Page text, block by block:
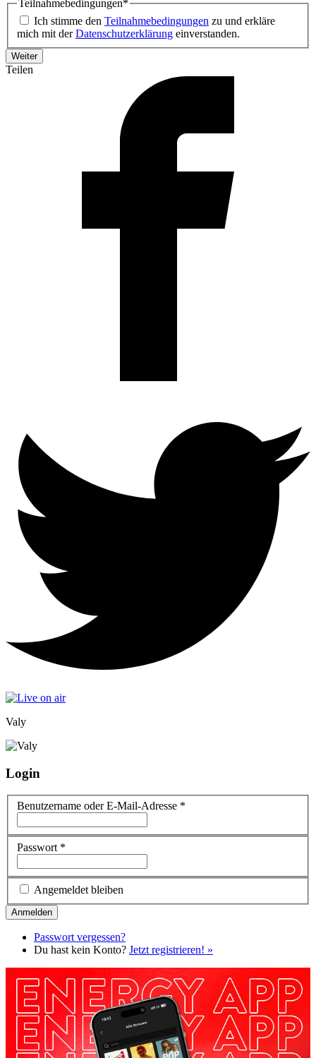
Teilnahmebedingungen*
Ich stimme den Teilnahmebedingungen zu und erkläre
mich mit derDatenschutzerklärung einverstanden.
Teilen
Valy
Login
Benutzername oder E-Mail-Adresse *
Passwort *
Angemeldet bleiben
Passwort vergessen?
Du hast kein Konto? Jetzt registrieren! »